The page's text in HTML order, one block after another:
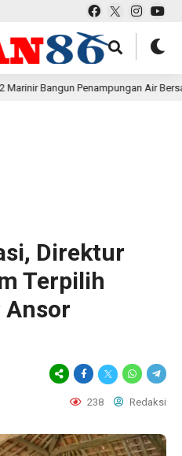
Penampungan Air Bersama
Direktur
Terpilih
Ansor
238 Redaksi